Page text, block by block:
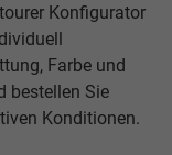
Konfigurator
Farbe und
bestellen Sie
Konditionen.